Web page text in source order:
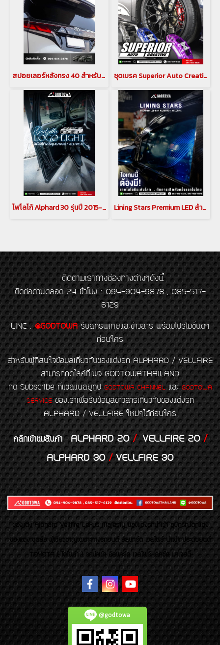
สปอยเลอร์หลังทรง 40 สำหรับ ALPHARD / VELLFIRE 30 ชุดเบรค Superior Auto Creative CALIPER BREAK คาลิปเปอร์เบรก สำหรับรถยนต์ ALPHARD / VELLFIRE 30
ไฟโลโก้ Alphard 30 รุ่นปี 2015-2022 Godzilla Logo Light ไฟแต่งส่องพื้นข้างประตู Alphard 30 Lining Stars Premium LED สำหรับ อัลพาร์ด เวลไฟร์ ALPHARD / VELLFIRE 30 รุ่นปี 2015-2023
ติดตามเราทางช่องทางต่างๆดังนี้
ติดต่อด่วนตลอด 24 ชั่วโมง : 094-904-9878 , 085-517-
6129
LINE : @GODTOWA รับสิทธิพิเศษและข่าวสาร พร้อมโปรโมชั่นดีๆ
ก่อนใคร
สำหรับผู้ที่สนใจข้อมูลเกี่ยวกับของแต่งรถ ALPHARD / VELLFIRE
สามารถกดไลค์ที่เพจ GODTOWATHAILAND
กด Subscribe ที่แชลแนลยูทูป GODTOWA CHANNELและGODTOWA
SERVICEของเราเพื่อรับข้อมูลข่าวสารเกี่ยวกับของแต่งรถ
ALPHARD / VELLFIRE ใหม่ๆได้ก่อนใคร
คลิกเข้าชมสินค้า ALPHARD 20/VELLFIRE 20/
ALPHARD 30/VELLFIRE 30
ของเเต่ง Alphard Vellfire Lexus Majesty ของเเต่งรถนำเข้า อุปกรณ์ตกแต่ง
ของแต่ง ชุดล้อ ผู้เชี่ยวชาญเฉพาะทางรถยนต์ อัลพาร์ด เวลไฟร์ นำเข้า ประดับยนต์
TOYOTA ( โตโยต้า ) รถนำเข้า อัลพาร์ด เวลไฟร์ เลกซัส มาเจสตี้
@godtowa